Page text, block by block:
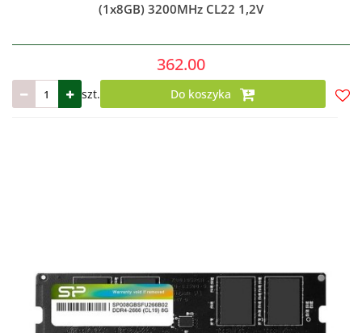
(1x8GB) 3200MHz CL22 1,2V
362.00
szt. Do koszyka